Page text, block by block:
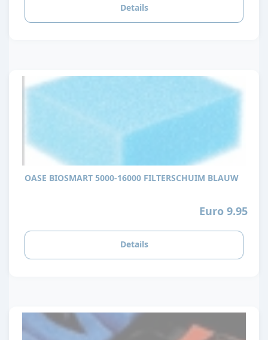
Details
OASE BIOSMART 5000-16000 FILTERSCHUIM BLAUW
Euro 9.95
Details